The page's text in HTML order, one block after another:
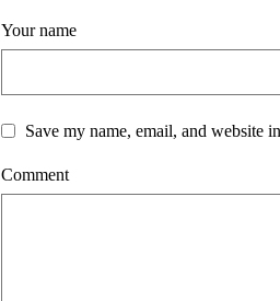
Your name
Save my name, email, and website
Comment